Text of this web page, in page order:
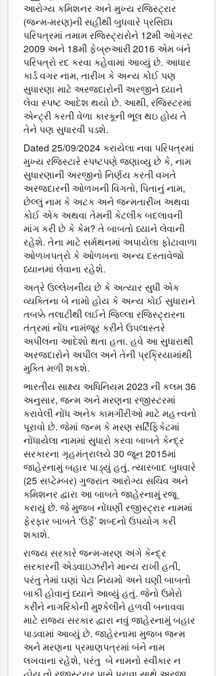
આરોગ્ય કમિશનર અને મુખ્ય રજિસ્ટ્રાર
(જન્મ-મરણ)ની સહીથી બુધવારે પ્રસિધ્ધ
પરિપત્રમાં તમામ રજિસ્ટ્રારોને 12મી ઓગસ્ટ
2009 અને 18મી ફેબ્રુઆરી 2016 એમ બંને
પરિપત્રો રદ કરવા કહેવામાં આવ્યું છે. આધાર
કાર્ડ વગર નામ, તારીખ કે અન્ય કોઈ પણ
સુધારણા માટે અરજદારોની અરજીને ધ્યાને
લેવા સ્પષ્ટ આદેશ થયો છે. આથી, રજિસ્ટરમાં
એન્ટ્રી કરતી વેળા કારકૂની ભૂલ થઇ હોય તે
તેને પણ સુધારવી પડશે.
Dated 25/09/2024 કરાયેલા નવા પરિપત્રમાં
મુખ્ય રજિસ્ટારે સ્પષ્ટપણે જણાવ્યુ છે કે, નામ
સુધારણાની અરજીનો નિર્ણય કરતી વખતે
અરજદારની ઓળખની વિગતો, પિતાનું નામ,
છેલ્લું નામ કે અટક અને જન્મતારીખ અથવા
કોઈ એક અથવા તેમની કેટલીક બદલાવની
માંગ કરી છે કે કેમ? તે બાબતો ધ્યાને લેવાની
રહેશે. તેના માટે સર્મથનમાં અપાયેલા ફોટાવાળા
ઓળખપત્રો કે ઓળખના અન્ય દસ્તાવેજો
ધ્યાનમાં લેવાના રહેશે.
અત્રે ઉલ્લેખનીય છે કે અત્યાર સુધી એક
વ્યક્તિના બે નામો હોય કે અન્ય કોઈ સુધારાને
તબક્કે તલાટીથી લઈને જિલ્લા રજિસ્ટ્રારના
તંત્રમાં નોંધ નામંજૂર કરીને ઉપલાસ્તરે
અપીલના આદેશો થતા હતા. હવે આ સુધારાથી
અરજદારોને અપીલ અને તેની પ્રક્રિયામાંથી
મુક્તિ મળી શકશે.
ભારતીય સાક્ષ્ય અધિનિયમ 2023 ની કલમ 36
અનુસાર, જન્મ અને મરણના રજીસ્ટરમાં
કરાવેલી નોંધ અનેક કામગીરીઓ માટે મહત્ત્વનો
પૂરાવો છે. જેમાં જન્મ કે મરણ સર્ટિફિકેટમાં
નોંધાયેલા નામમાં સુધારો કરવા બાબતે કેન્દ્ર
સરકારના ગૃહમંત્રાલયે 30 જૂન 2015માં
જાહેરનામું બહાર પાડ્યું હતું, ત્યારબાદ બુધવારે
(25 સપ્ટેમ્બર) ગુજરાત આરોગ્ય સચિવ અને
કમિશનર દ્વારા આ બાબતે જાહેરનામું રજૂ
કરાયું છે. જે મુજબ નોંધણી રજીસ્ટ્રાર નામમાં
ફેરફાર બાબતે ‘ઉર્ફે’ શબ્દનો ઉપયોગ કરી
શકાશે.
રાજ્ય સરકારે જન્મ-મરણ અંગે કેન્દ્ર
સરકારની એડવાઇઝરીને માન્ય રાખી હતી,
પરંતુ તેમાં ઘણાં પેટા નિયમો અને ઘણી બાબતો
બાકી હોવાનું ધ્યાને આવ્યું હતું. જેનો ઉમેરો
કરીને નાગરિકોની મુશ્કેલીને હળવી બનાવવા
માટે રાજ્ય સરકાર દ્વારા નવું જાહેરનામું બહાર
પાડવામાં આવ્યું છે. જાહેરનામા મુજબ જન્મ
અને મરણના પ્રમાણપત્રમાં બંને નામ
લખવાના રહેશે, પરંતુ બે નામનો સ્વીકાર ન
હોય તો રજીસ્ટ્રાર પાસે પૂરાવા સાથે અરજી